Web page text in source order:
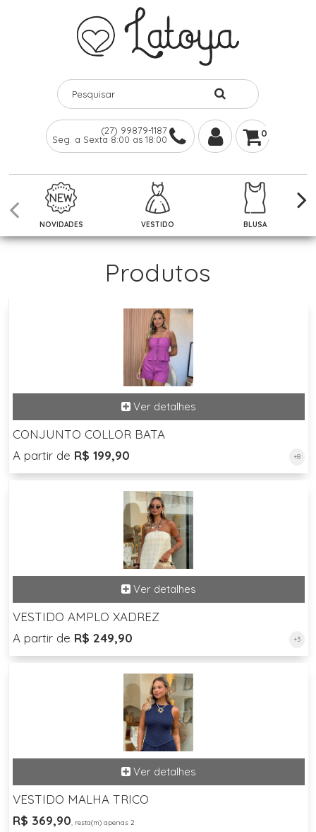
(27) 99879-1187
Seg. a Sexta 8:00 as 18:00
0
NOVIDADES VESTIDO BLUSA
Produtos
CONJUNTO COLLOR BATA
A partir de R$ 199,90 +8
VESTIDO AMPLO XADREZ
A partir de R$ 249,90 +3
VESTIDO MALHA TRICO
R$ 369,90, resta(m) apenas 2